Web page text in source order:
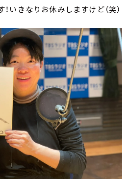
いきなりお休みしますけど（笑）